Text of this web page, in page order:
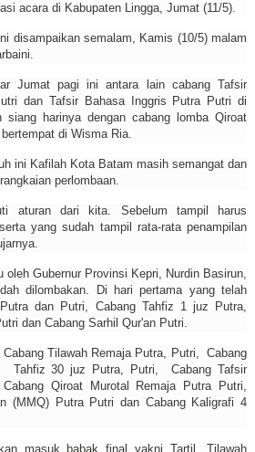
acara di Kabupaten Lingga, Jumat (11/5).
disampaikan semalam, Kamis (10/5) malam
Jumat pagi ini antara lain cabang Tafsir
dan Tafsir Bahasa Inggris Putra Putri di
siang harinya dengan cabang lomba Qiroat
di Wisma Ria.
ini Kafilah Kota Batam masih semangat dan
perlombaan.
aturan dari kita. Sebelum tampil harus
yang sudah tampil rata-rata penampilan
oleh Gubernur Provinsi Kepri, Nurdin Basirun,
dilombakan. Di hari pertama yang telah
dan Putri, Cabang Tahfiz 1 juz Putra,
dan Cabang Sarhil Qur'an Putri.
Tilawah Remaja Putra, Putri, Cabang
Tahfiz 30 juz Putra, Putri, Cabang Tafsir
Qiroat Murotal Remaja Putra Putri,
(MMQ) Putra Putri dan Cabang Kaligrafi 4
masuk babak final yakni Tartil, Tilawah